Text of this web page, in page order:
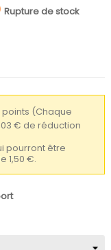
Rupture de stock
(Chaque
€ de réduction
pourront être
1,50 €.